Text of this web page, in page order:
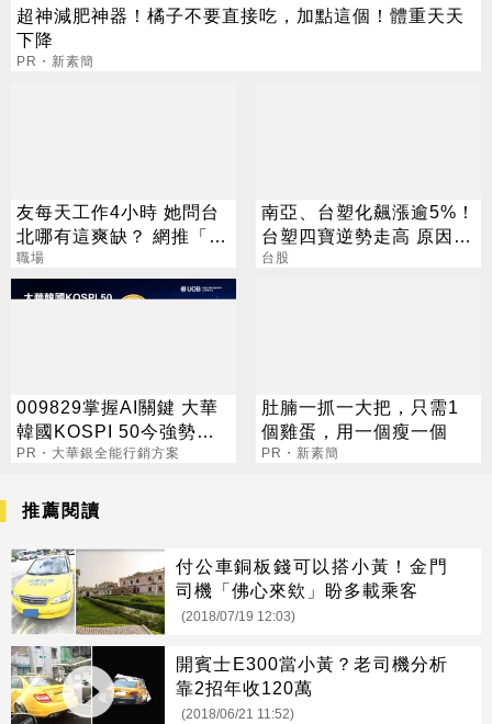
超神減肥神器！橘子不要直接吃，加點這個！體重天天
下降
PR・新素簡
友每天工作4小時 她問台
北哪有這爽缺？ 網推「這
一類」：1天只做10分鐘
職場
南亞、台塑化飆漲逾5%！
台塑四寶逆勢走高 原因找
到了
台股
009829掌握AI關鍵 大華
韓國KOSPI 50今強勢開
募
PR・大華銀全能行銷方案
肚腩一抓一大把，只需1
個雞蛋，用一個瘦一個
PR・新素簡
推薦閱讀
付公車銅板錢可以搭小黃！金門
司機「佛心來欸」盼多載乘客
(2018/07/19 12:03)
開賓士E300當小黃？老司機分析
靠2招年收120萬
(2018/06/21 11:52)